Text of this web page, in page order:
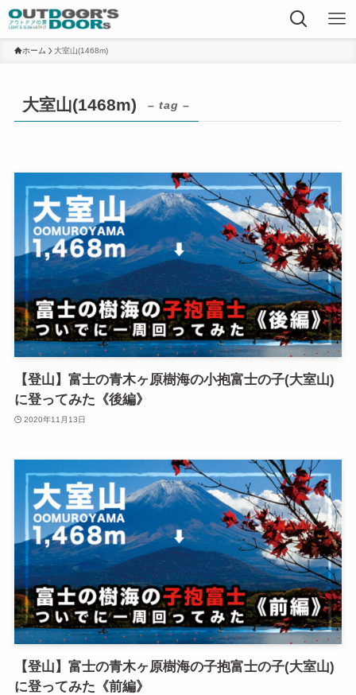
ホーム 大室山(1468m)
大室山(1468m) – tag –
【登山】富士の青木ヶ原樹海の小抱富士の子(大室山)
に登ってみた《後編》
2020年11月13日
【登山】富士の青木ヶ原樹海の子抱富士の子(大室山)
に登ってみた《前編》